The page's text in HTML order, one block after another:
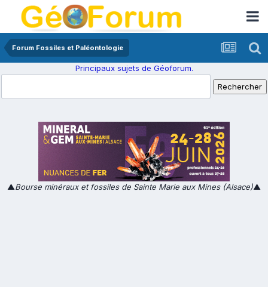
Forum Fossiles et Paléontologie
Principaux sujets de Géoforum.
▲Bourse minéraux et fossiles de Sainte Marie aux Mines (Alsace)▲